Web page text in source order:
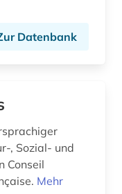
Datenbank
, Sozial- und
Conseil
Mehr